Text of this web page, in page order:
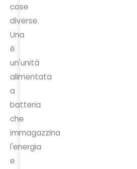
cose
diverse.
Una
è
un'unità
alimentata
a
batteria
che
immagazzina
l'energia
e